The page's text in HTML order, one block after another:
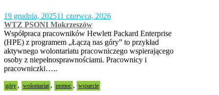
19 grudnia, 202511 czerwca, 2026
WTZ PSONI Mokrzeszów
Współpraca pracowników Hewlett Packard Enterprise
(HPE) z programem „Łączą nas góry” to przykład
aktywnego wolontariatu pracowniczego wspierającego
osoby z niepełnosprawnościami. Pracownicy i
pracowniczki…..
góry , wolontariat , pomoc , wsparcie